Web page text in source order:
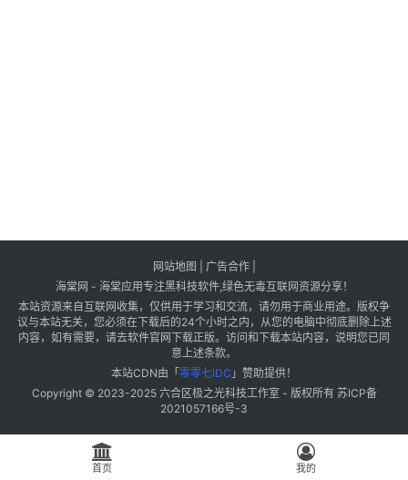
网站地图 广告合作|
海棠网 - 海棠应用专注黑科技软件,绿色无毒互联网资源分享！
本站资源来自互联网收集，仅供用于学习和交流，请勿用于商业用途。版权争
议与本站无关，您必须在下载后的24个小时之内，从您的电脑中彻底删除上述
内容，如有需要，请去软件官网下载正版。访问和下载本站内容，说明您已同
意上述条款。
本站CDN由「 零零七IDC 」赞助提供！
Copyright © 2023-2025 六合区极之光科技工作室 - 版权所有 苏ICP备
2021057166号-3
首页 我的